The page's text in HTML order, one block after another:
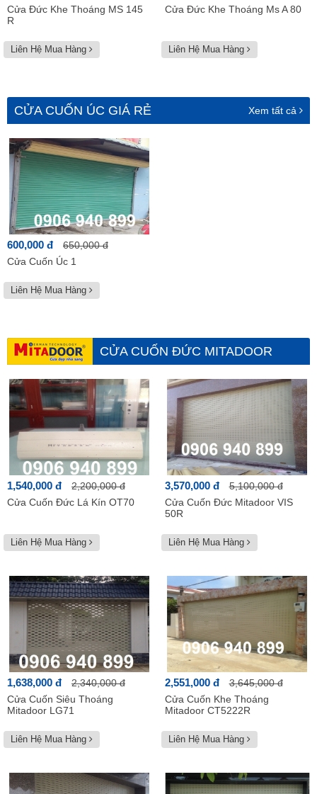
Cửa Đức Khe Thoáng MS 145
R
Liên Hệ Mua Hàng
Cửa Đức Khe Thoáng Ms A 80
Liên Hệ Mua Hàng
CỬA CUỐN ÚC GIÁ RẺ Xem tất cả
600,000 đ
650,000 đ
Cửa Cuốn Úc 1
Liên Hệ Mua Hàng
CỬA CUỐN ĐỨC MITADOOR
Xem tất cả
1,540,000 đ
2,200,000 đ
Cửa Cuốn Đức Lá Kín OT70
Liên Hệ Mua Hàng
3,570,000 đ
5,100,000 đ
Cửa Cuốn Đức Mitadoor VIS
50R
Liên Hệ Mua Hàng
1,638,000 đ
2,340,000 đ
Cửa Cuốn Siêu Thoáng
Mitadoor LG71
Liên Hệ Mua Hàng
2,551,000 đ
3,645,000 đ
Cửa Cuốn Khe Thoáng
Mitadoor CT5222R
Liên Hệ Mua Hàng